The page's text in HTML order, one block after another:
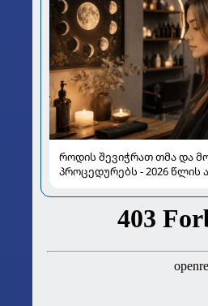
როდის შევიჭრათ თმა და
პროცედურებს - 2026 წლის